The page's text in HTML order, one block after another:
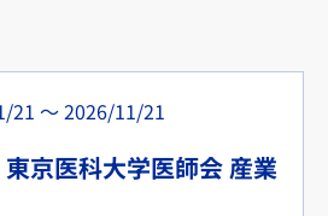
21 〜 2026/11/21
京医科大学医師会 産業